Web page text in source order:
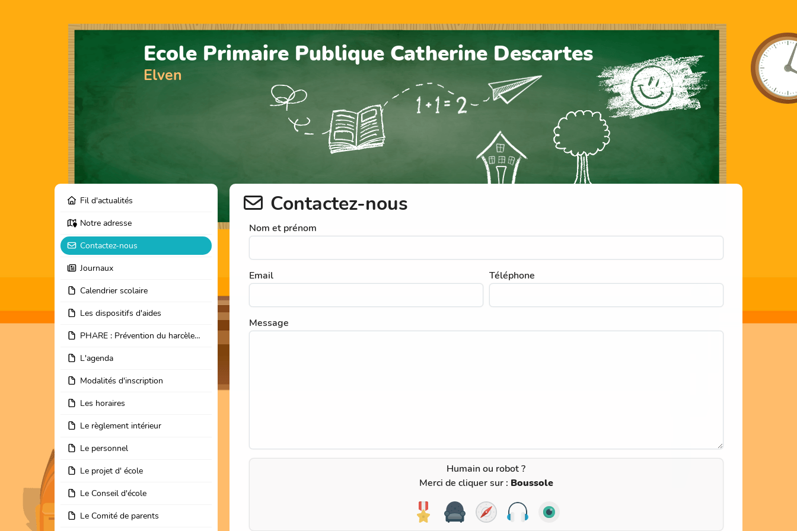
Ecole Primaire Publique Catherine Descartes
Elven
Fil d'actualités
Notre adresse
Contactez-nous
Journaux
Calendrier scolaire
Les dispositifs d'aides
PHARE : Prévention du harcèlement en milieu scolaire
L'agenda
Modalités d'inscription
Les horaires
Le règlement intérieur
Le personnel
Le projet d' école
Le Conseil d'école
Le Comité de parents
Contactez-nous
Nom et prénom
Email Téléphone
Message
Humain ou robot ?
Merci de cliquer sur : Boussole